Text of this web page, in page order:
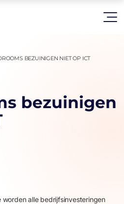
BEZUINIGEN NIET OP ICT
bezuinigen
alle bedrijfsinvesteringen